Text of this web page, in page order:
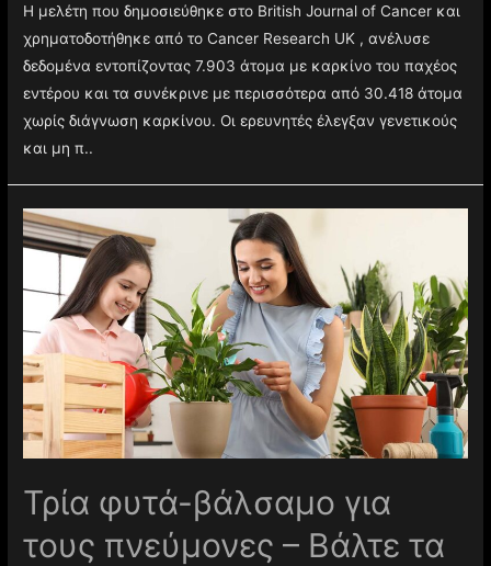
Η μελέτη που δημοσιεύθηκε στο British Journal of Cancer και
χρηματοδοτήθηκε από το Cancer Research UK , ανέλυσε
δεδομένα εντοπίζοντας 7.903 άτομα με καρκίνο του παχέος
εντέρου και τα συνέκρινε με περισσότερα από 30.418 άτομα
χωρίς διάγνωση καρκίνου. Οι ερευνητές έλεγξαν γενετικούς
και μη π..
Τρία φυτά-βάλσαμο για
τους πνεύμονες – Βάλτε τα